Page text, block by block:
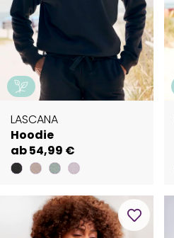
LASCANA
Hoodie
ab 54,99 €